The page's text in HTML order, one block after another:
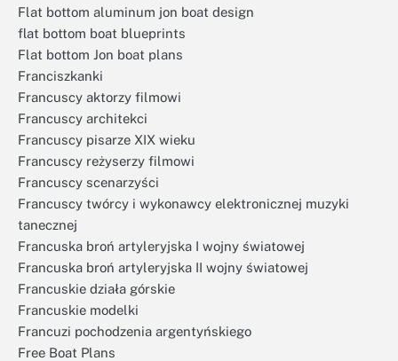
Flat bottom aluminum jon boat design
flat bottom boat blueprints
Flat bottom Jon boat plans
Franciszkanki
Francuscy aktorzy filmowi
Francuscy architekci
Francuscy pisarze XIX wieku
Francuscy reżyserzy filmowi
Francuscy scenarzyści
Francuscy twórcy i wykonawcy elektronicznej muzyki
tanecznej
Francuska broń artyleryjska I wojny światowej
Francuska broń artyleryjska II wojny światowej
Francuskie działa górskie
Francuskie modelki
Francuzi pochodzenia argentyńskiego
Free Boat Plans